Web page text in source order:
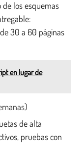
los esquemas
de 30 a 60 páginas
en lugar de
de alta
pruebas con